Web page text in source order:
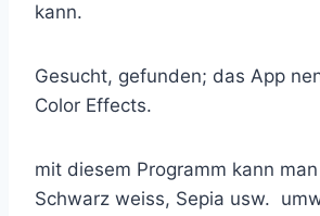
kann.
Gesucht, gefunden; das App
Color Effects.
mit diesem Programm kann
Schwarz weiss, Sepia usw.